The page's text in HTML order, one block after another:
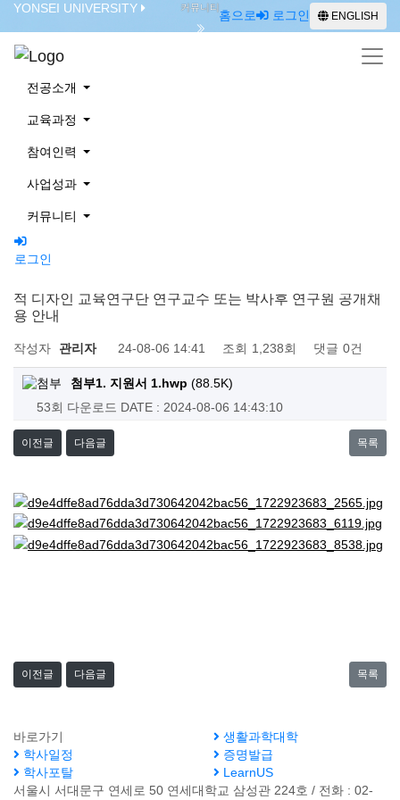
YONSEI UNIVERSITY
홈으로 로그인 ENGLISH
전공소개
교육과정
참여인력
사업성과
커뮤니티
로그인
커뮤니티
적 디자인 교육연구단 연구교수 또는 박사후 연구원 공개채
용 안내
작성자 관리자 24-08-06 14:41 조회 1,238회 댓글 0건
첨부1. 지원서 1.hwp (88.5K)
53회 다운로드 DATE : 2024-08-06 14:43:10
이전글 다음글 목록
이전글 다음글 목록
바로가기
생활과학대학
학사일정
증명발급
학사포탈
LearnUS
서울시 서대문구 연세로 50 연세대학교 삼성관 224호 / 전화 : 02-